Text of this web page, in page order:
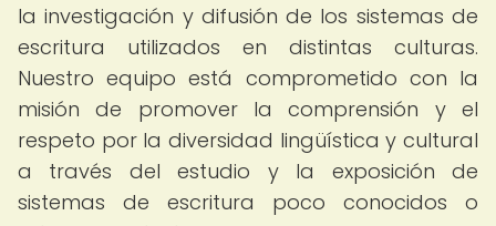
la investigación y difusión de los sistemas de
escritura utilizados en distintas culturas.
Nuestro equipo está comprometido con la
misión de promover la comprensión y el
respeto por la diversidad lingüística y cultural
a través del estudio y la exposición de
sistemas de escritura poco conocidos o